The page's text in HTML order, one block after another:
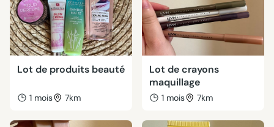
Lot de produits beauté
1 mois 7km
Lot de crayons
maquillage
1 mois 7km